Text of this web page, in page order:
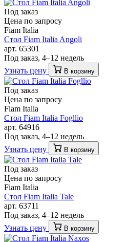
Под заказ
Цена по запросу
Fiam Italia
Стол Fiam Italia Angoli
арт. 65301
Под заказ, 4–12 недель
Узнать цену
В корзину
Под заказ
Цена по запросу
Fiam Italia
Стол Fiam Italia Fogllio
арт. 64916
Под заказ, 4–12 недель
Узнать цену
В корзину
Под заказ
Цена по запросу
Fiam Italia
Стол Fiam Italia Tale
арт. 63711
Под заказ, 4–12 недель
Узнать цену
В корзину